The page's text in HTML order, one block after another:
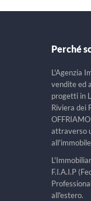
Perché
L'Agenzia
vendite ed
progetti in
Riviera dei
attraverso
F.I.A.I.P
all'estero.